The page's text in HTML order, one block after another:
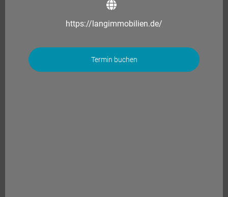
https://langimmobilien.de/
Termin buchen